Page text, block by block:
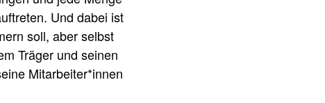
Und dabei ist
soll, aber selbst
Träger und seinen
Mitarbeiter*innen